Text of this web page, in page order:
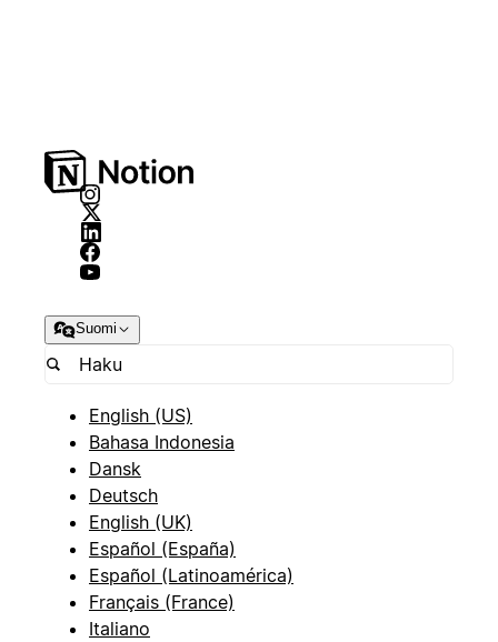
Suomi
English (US)
Bahasa Indonesia
Dansk
Deutsch
English (UK)
Español (España)
Español (Latinoamérica)
Français (France)
Italiano